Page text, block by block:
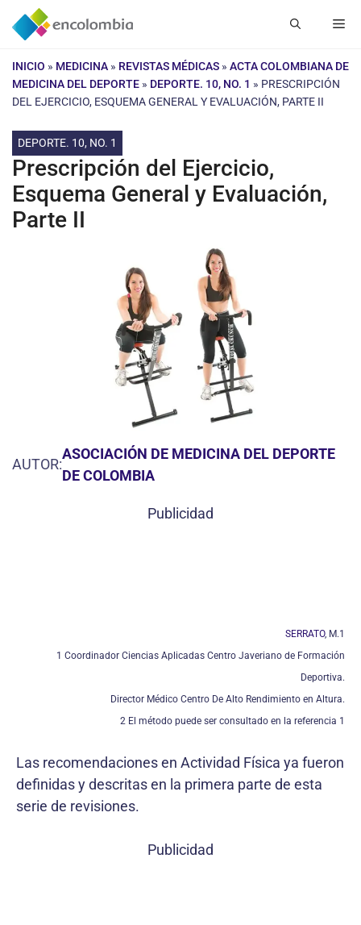
Saltar
INICIO » MEDICINA » REVISTAS MÉDICAS » ACTA COLOMBIANA DE
MEDICINA DEL DEPORTE » DEPORTE. 10, NO. 1 » PRESCRIPCIÓN
DEL EJERCICIO, ESQUEMA GENERAL Y EVALUACIÓN, PARTE II
DEPORTE. 10, NO. 1
Prescripción del Ejercicio,
Esquema General y Evaluación,
Parte II
AUTOR:
ASOCIACIÓN DE MEDICINA DEL DEPORTE
DE COLOMBIA
Publicidad
SERRATO, M.1
1 Coordinador Ciencias Aplicadas Centro Javeriano de Formación
Deportiva.
Director Médico Centro De Alto Rendimiento en Altura.
2 El método puede ser consultado en la referencia 1
Las recomendaciones en Actividad Física ya fueron
definidas y descritas en la primera parte de esta
serie de revisiones.
Publicidad